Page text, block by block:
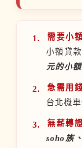
需要小
小額貸
元的小
急需用
台北機
無薪轉
soho族